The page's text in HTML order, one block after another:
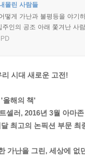
몰린 사람들
떻게 가난과 불평등을 야기
인의 공조 아래 쫓겨난 사
시대 새로운 고전!
올해의 책'
셀러, 2016년 3월 아마
최고의 논픽션 부문 최
가난을 그린, 세상에 없